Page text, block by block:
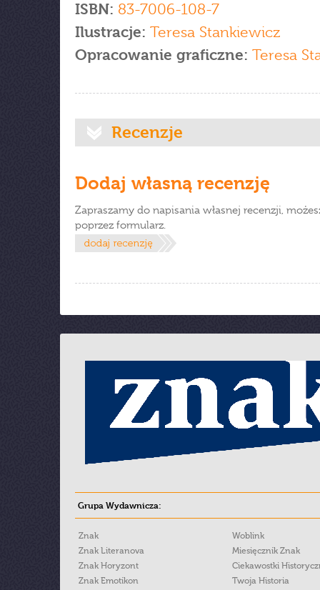
ISBN: 83-7006-108-7
Ilustracje: Teresa Stankiewicz
Opracowanie graficzne: Teresa
Recenzje
Dodaj własną recenzję
Zapraszamy do napisania własnej recenzji,
poprzez formularz.
Grupa Wydawnicza:
Znak
Znak Literanova
Znak Horyzont
Znak Emotikon
Woblink
Miesięcznik Znak
Ciekawostki
Twoja Historia